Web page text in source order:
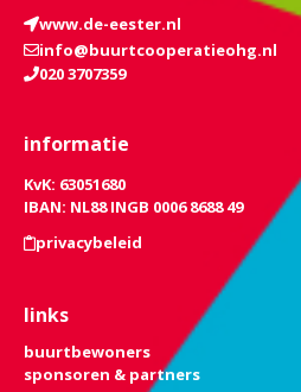
www.de-eester.nl
info@buurtcooperatieohg.nl
020 3707359
informatie
KvK: 63051680
IBAN: NL88 INGB 0006 8688 49
privacybeleid
links
buurtbewoners
sponsoren & partners